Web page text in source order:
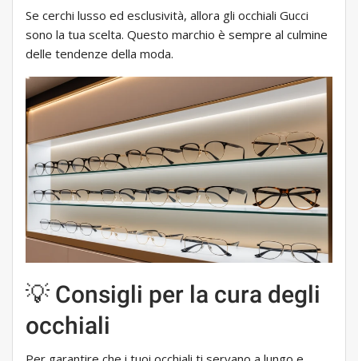
Se cerchi lusso ed esclusività, allora gli occhiali Gucci
sono la tua scelta. Questo marchio è sempre al culmine
delle tendenze della moda.
💡 Consigli per la cura degli
occhiali